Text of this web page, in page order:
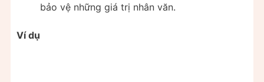
bảo vệ những giá trị nhân văn.
Ví dụ